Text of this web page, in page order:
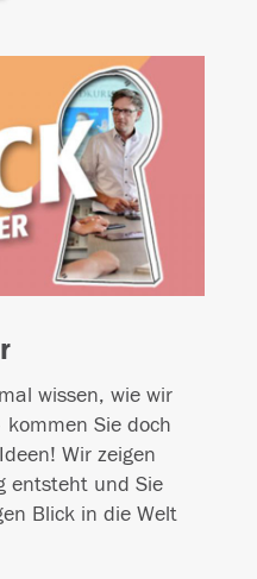
wissen, wie wir
Sie doch
Wir zeigen
entsteht und Sie
Blick in die Welt